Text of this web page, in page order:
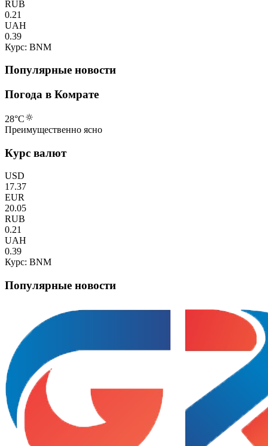
RUB
0.21
UAH
0.39
Курс: BNM
Популярные новости
Погода в Комрате
28°C
Преимущественно ясно
Курс валют
USD
17.37
EUR
20.05
RUB
0.21
UAH
0.39
Курс: BNM
Популярные новости